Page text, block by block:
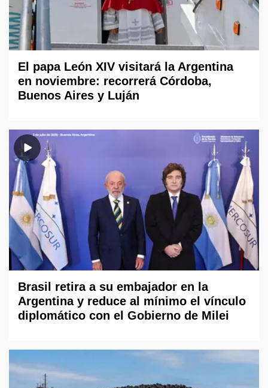
El papa León XIV visitará la Argentina
en noviembre: recorrerá Córdoba,
Buenos Aires y Luján
Brasil retira a su embajador en la
Argentina y reduce al mínimo el vínculo
diplomático con el Gobierno de Milei